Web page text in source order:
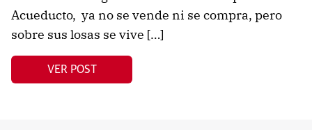
Acueducto, ya no se vende ni se compra, pero
sobre sus losas se vive […]
VER POST